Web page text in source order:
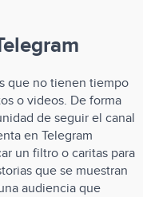
que no tienen tiempo
o videos. De forma
de seguir el canal
en Telegram
un filtro o caritas para
que se muestran
audiencia que